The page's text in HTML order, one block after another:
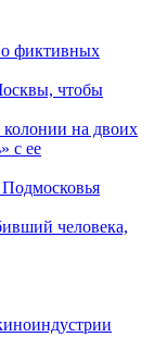
о фиктивных
чтобы
на двоих
с ее
Подмосковья
человека,